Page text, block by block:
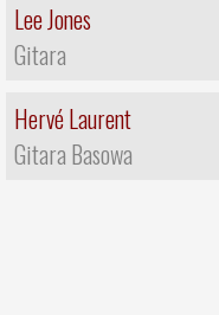
Lee Jones
Gitara
Hervé Laurent
Gitara Basowa